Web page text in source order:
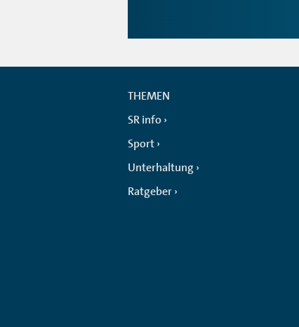
THEMEN
SR info
Sport
Unterhaltung
Ratgeber